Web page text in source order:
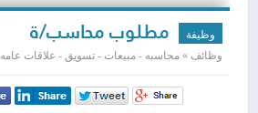
وظيفة مطلوب محاسب/ة
وظائف » محاسبه - مبيعات - تسويق - علاقات عامه